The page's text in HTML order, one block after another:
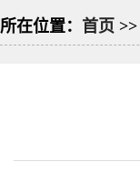
所在位置： 首页 >>